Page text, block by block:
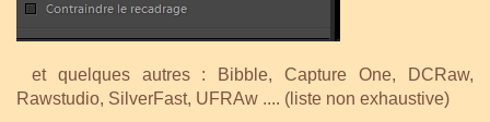
et quelques autres : Bibble, Capture One, DCRaw,
Rawstudio, SilverFast, UFRAw .... (liste non exhaustive)